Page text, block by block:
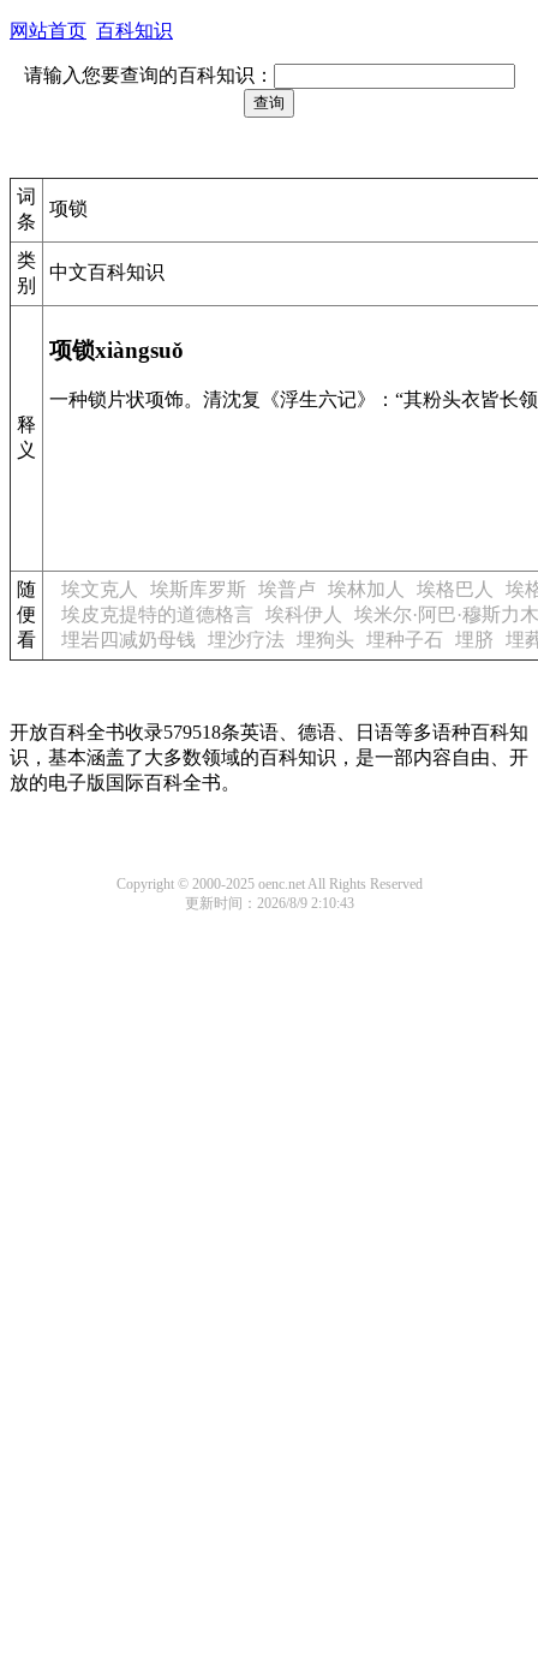
网站首页 百科知识
请输入您要查询的百科知识：
词
条
项锁
类
别
中文百科知识
释
义
项锁xiàngsuǒ
一种锁片状项饰。清沈复《浮生六记》：“其粉头衣皆长
随
便
看
埃文克人 埃斯库罗斯 埃普卢 埃林加人 埃格巴人
埃
埃皮克提特的道德格言
埃科伊人
埃米尔·阿巴·穆斯力木
埋岩四减奶母钱
埋沙疗法 埋狗头 埋种子石 埋脐 埋
开放百科全书收录579518条英语、德语、日语等多语种百科知
识，基本涵盖了大多数领域的百科知识，是一部内容自由、开
放的电子版国际百科全书。
Copyright © 2000-2025 oenc.net All Rights Reserved
更新时间：2026/8/9 2:10:43